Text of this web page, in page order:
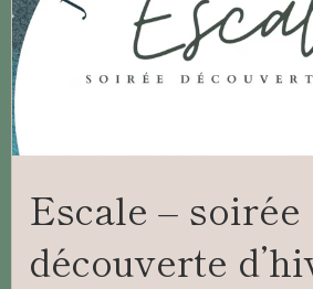
Escale – soirée
découverte